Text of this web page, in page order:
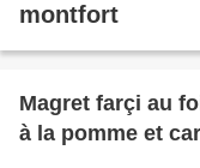
montfort
Magret farçi au
à la pomme et